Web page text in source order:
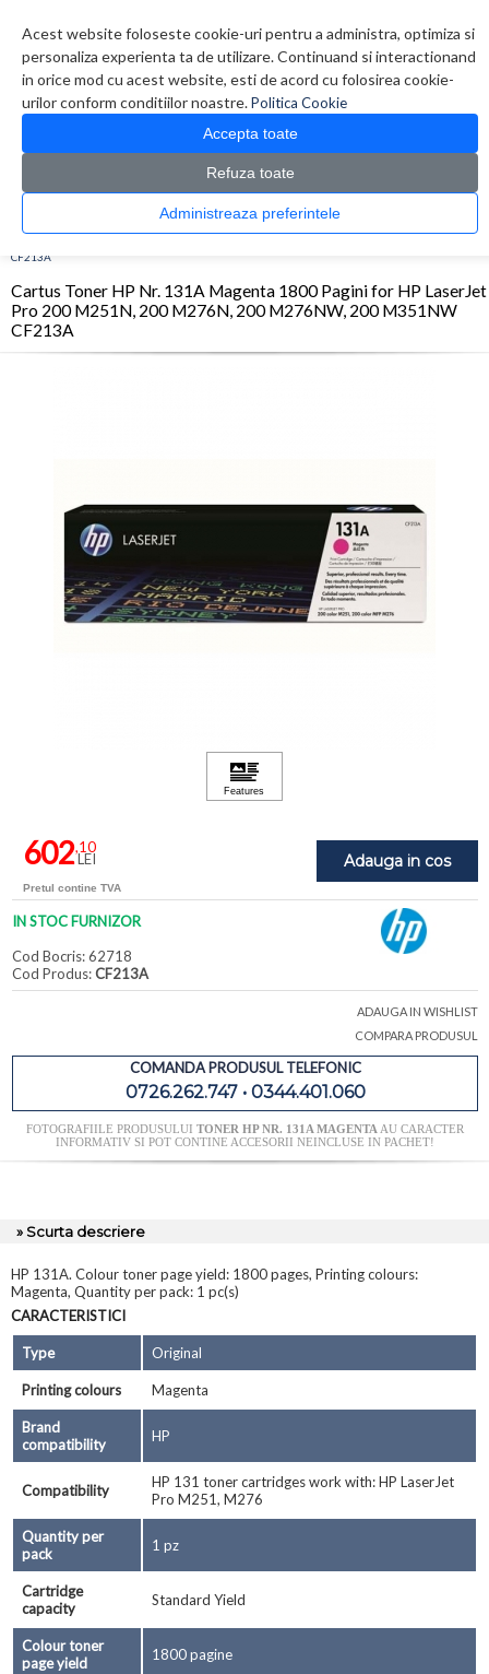
Acest website foloseste cookie-uri pentru a administra, optimiza si
personaliza experienta ta de utilizare. Continuand si interactionand
in orice mod cu acest website, esti de acord cu folosirea cookie-
urilor conform conditiilor noastre.Politica Cookie
Accepta toate
Refuza toate
Administreaza preferintele
0 produs(e)
CATALOG PRODUSE
Consumabile originale > Toner > Cartus Toner HP Nr. 131A Magenta
CF213A
Cartus Toner HP Nr. 131A Magenta 1800 Pagini for HP LaserJet
Pro 200 M251N, 200 M276N, 200 M276NW, 200 M351NW
CF213A
Adauga in cos
602,10
LEI
Pretul contine TVA
IN STOC FURNIZOR
Cod Bocris: 62718
Cod Produs:CF213A
ADAUGA IN WISHLIST
COMPARA PRODUSUL
COMANDA PRODUSUL TELEFONIC
0726.262.747 • 0344.401.060
FOTOGRAFIILE PRODUSULUI TONER HP NR. 131A MAGENTA AU CARACTER
INFORMATIV SI POT CONTINE ACCESORII NEINCLUSE IN PACHET!
» Scurta descriere
HP 131A. Colour toner page yield: 1800 pages, Printing colours:
Magenta, Quantity per pack: 1 pc(s)
CARACTERISTICI
Type Original
Printing colours Magenta
Brand
compatibility
HP
Compatibility
HP 131 toner cartridges work with: HP LaserJet
Pro M251, M276
Quantity per
pack
1 pz
Cartridge
capacity
Standard Yield
Colour toner
page yield
1800 pagine